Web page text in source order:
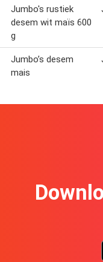
Jumbo's rustiek
desem wit maïs 600
g
Jumbo’s desem
mais